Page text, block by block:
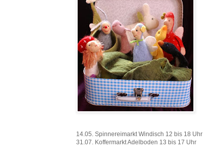
14.05. Spinnereimarkt Windisch 12 bis 18 Uhr
31.07. Koffermarkt Adelboden 13 bis 17 Uhr